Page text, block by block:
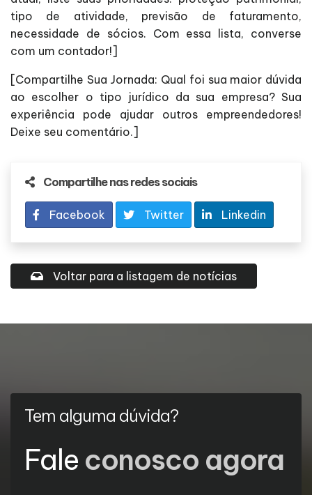
tipo de atividade, previsão de faturamento,
necessidade de sócios. Com essa lista, converse
com um contador!]
[Compartilhe Sua Jornada: Qual foi sua maior dúvida
ao escolher o tipo jurídico da sua empresa? Sua
experiência pode ajudar outros empreendedores!
Deixe seu comentário.]
Compartilhe nas redes sociais
Facebook Twitter Linkedin
Voltar para a listagem de notícias
Tem alguma dúvida?
Fale conosco agora